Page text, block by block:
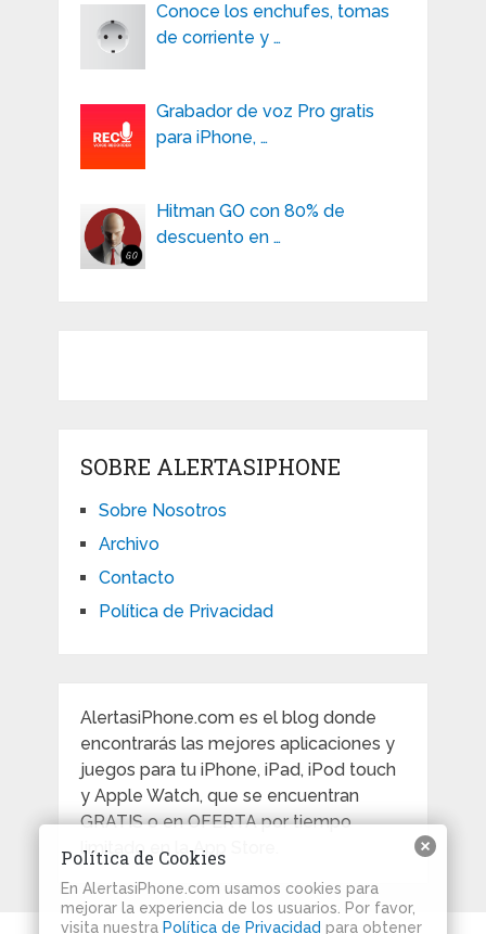
Conoce los enchufes, tomas
de corriente y …
Grabador de voz Pro gratis
para iPhone, …
Hitman GO con 80% de
descuento en …
SOBRE ALERTASIPHONE
Sobre Nosotros
Archivo
Contacto
Política de Privacidad
AlertasiPhone.com es el blog donde
encontrarás las mejores aplicaciones y
juegos para tu iPhone, iPad, iPod touch
y Apple Watch, que se encuentran
GRATIS o en OFERTA por tiempo
limitado en la App Store.
Política de Cookies
En AlertasiPhone.com usamos cookies para
mejorar la experiencia de los usuarios. Por favor,
visita nuestra Política de Privacidad para obtener